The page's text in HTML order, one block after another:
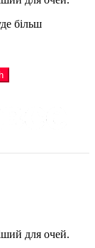
більш
для очей.